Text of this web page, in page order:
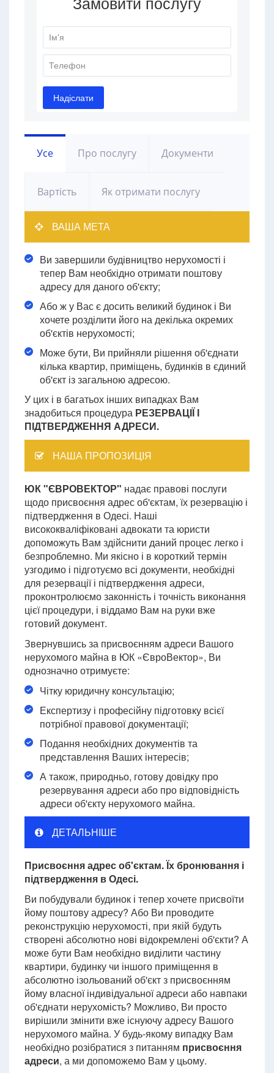
Усе Про послугу Документи
Вартість Як отримати послугу
ВАША МЕТА
Ви завершили будівництво нерухомості і
тепер Вам необхідно отримати поштову
адресу для даного об'єкту;
Або ж у Вас є досить великий будинок і Ви
хочете розділити його на декілька окремих
об'єктів нерухомості;
Може бути, Ви прийняли рішення об'єднати
кілька квартир, приміщень, будинків в єдиний
об'єкт із загальною адресою.
У цих і в багатьох інших випадках Вам
знадобиться процедура РЕЗЕРВАЦІЇ І
ПІДТВЕРДЖЕННЯ АДРЕСИ.
НАША ПРОПОЗИЦІЯ
ЮК "ЄВРОВЕКТОР" надає правові послуги
щодо присвоєння адрес об'єктам, їх резервацію і
підтвердження в Одесі. Наші
висококваліфіковані адвокати та юристи
допоможуть Вам здійснити даний процес легко і
безпроблемно. Ми якісно і в короткий термін
узгодимо і підготуємо всі документи, необхідні
для резервації і підтвердження адреси,
проконтролюємо законність і точність виконання
цієї процедури, і віддамо Вам на руки вже
готовий документ.
Звернувшись за присвоєнням адреси Вашого
нерухомого майна в ЮК «ЄвроВектор», Ви
однозначно отримуєте:
Чітку юридичну консультацію;
Експертизу і професійну підготовку всієї
потрібної правової документації;
Подання необхідних документів та
представлення Ваших інтересів;
А також, природньо, готову довідку про
резервування адреси або про відповідність
адреси об'єкту нерухомого майна.
ДЕТАЛЬНІШЕ
Присвоєння адрес об'єктам. Їх бронювання і
підтвердження в Одесі.
Ви побудували будинок і тепер хочете присвоїти
йому поштову адресу? Або Ви проводите
реконструкцію нерухомості, при якій будуть
створені абсолютно нові відокремлені об'єкти? А
може бути Вам необхідно виділити частину
квартири, будинку чи іншого приміщення в
абсолютно ізольований об'єкт з присвоєнням
йому власної індивідуальної адреси або навпаки
об'єднати нерухомість? Можливо, Ви просто
вирішили змінити вже існуючу адресу Вашого
нерухомого майна. У будь-якому випадку Вам
необхідно розібратися з питанням присвоєння
адреси, а ми допоможемо Вам у цьому.